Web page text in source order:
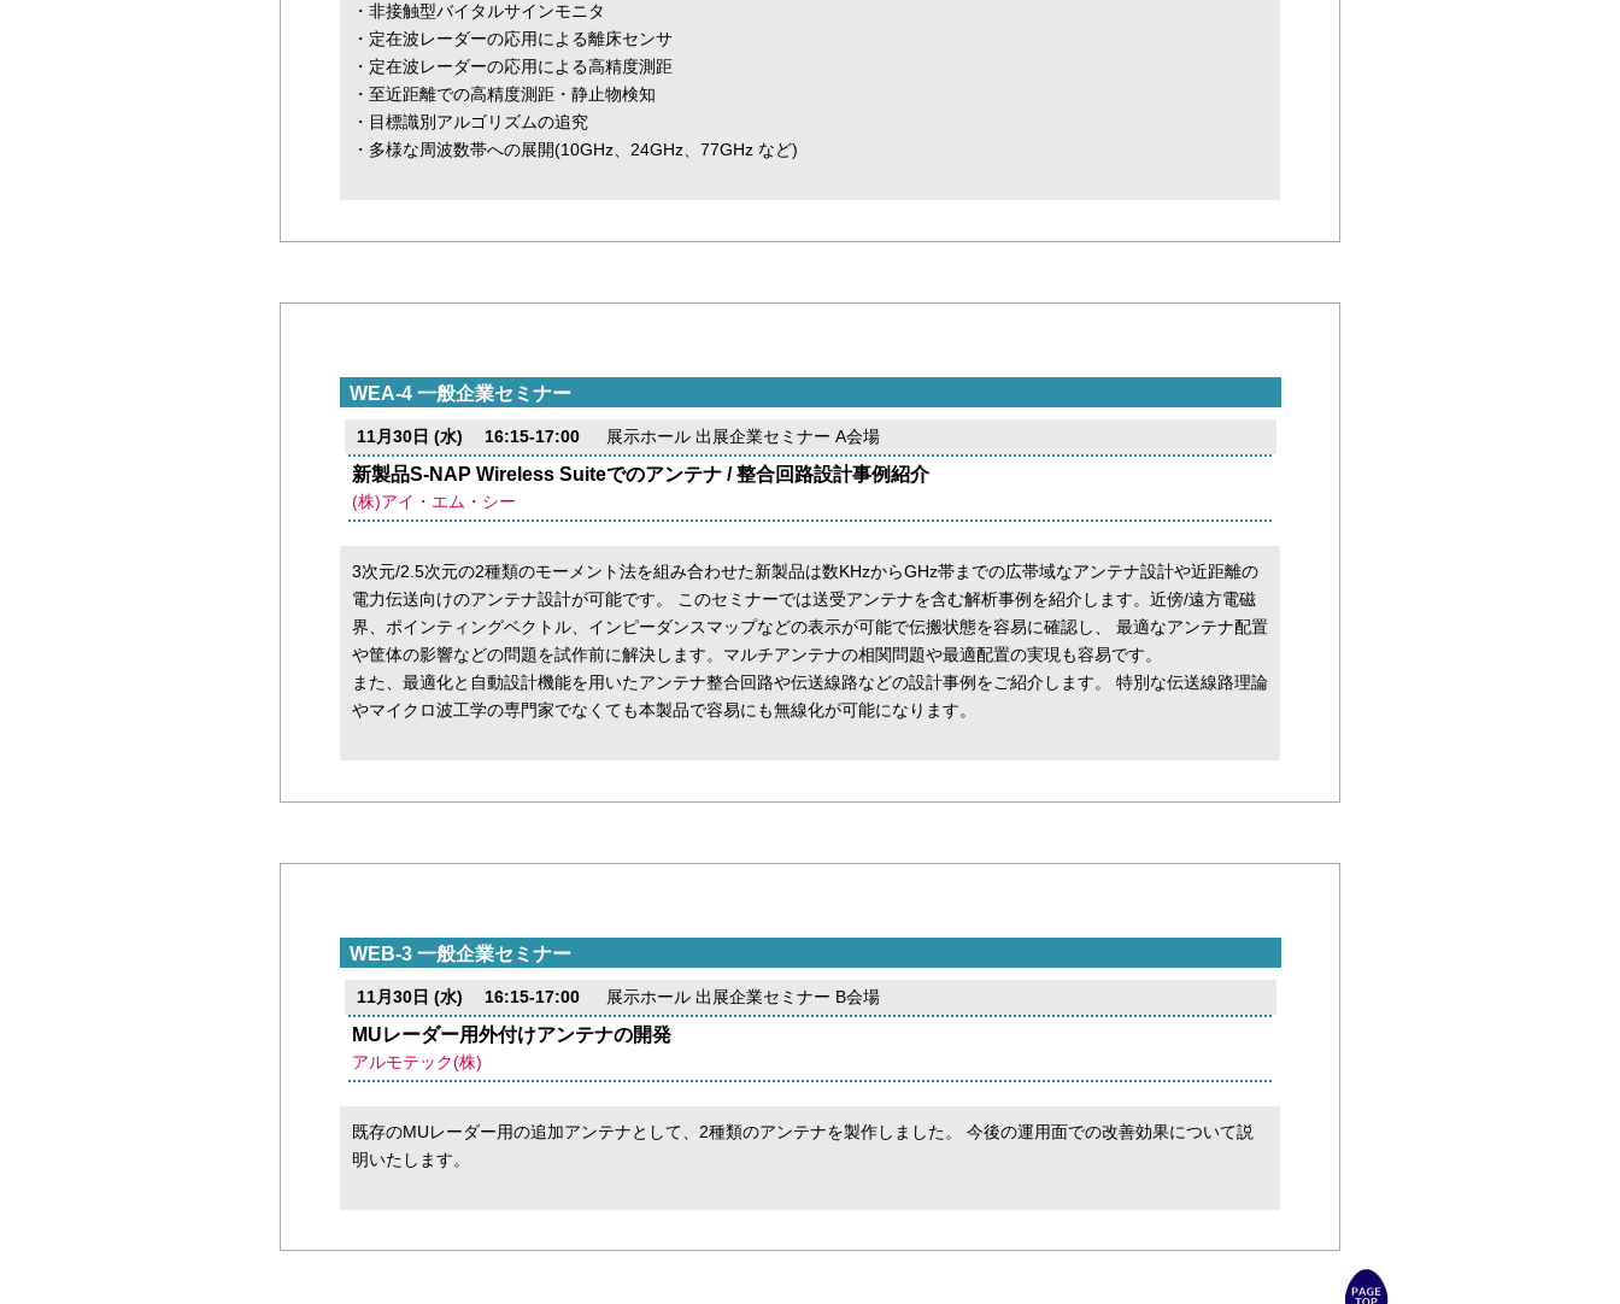
・非接触型バイタルサインモニタ
・定在波レーダーの応用による離床センサ
・定在波レーダーの応用による高精度測距
・至近距離での高精度測距・静止物検知
・目標識別アルゴリズムの追究
・多様な周波数帯への展開(10GHz、24GHz、77GHz など)
WEA-4 一般企業セミナー
11月30日 (水) 16:15-17:00展示ホール 出展企業セミナー A会場
新製品S-NAP Wireless Suiteでのアンテナ / 整合回路設計事例紹介
(株)アイ・エム・シー
3次元/2.5次元の2種類のモーメント法を組み合わせた新製品は数KHzからGHz帯までの広帯域なアンテナ設計や近距離の
電力伝送向けのアンテナ設計が可能です。 このセミナーでは送受アンテナを含む解析事例を紹介します。近傍/遠方電磁
界、ポインティングベクトル、インピーダンスマップなどの表示が可能で伝搬状態を容易に確認し、 最適なアンテナ配置
や筐体の影響などの問題を試作前に解決します。マルチアンテナの相関問題や最適配置の実現も容易です。
また、最適化と自動設計機能を用いたアンテナ整合回路や伝送線路などの設計事例をご紹介します。 特別な伝送線路理論
やマイクロ波工学の専門家でなくても本製品で容易にも無線化が可能になります。
WEB-3 一般企業セミナー
11月30日 (水) 16:15-17:00展示ホール 出展企業セミナー B会場
MUレーダー用外付けアンテナの開発
アルモテック(株)
既存のMUレーダー用の追加アンテナとして、2種類のアンテナを製作しました。 今後の運用面での改善効果について説
明いたします。